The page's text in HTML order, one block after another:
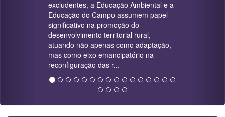
excludentes, a Educação Ambiental e a
Educação do Campo assumem papel
significativo na promoção do
desenvolvimento territorial rural,
atuando não apenas como adaptação,
mas como eixo emancipatório na
reconfiguração das r...